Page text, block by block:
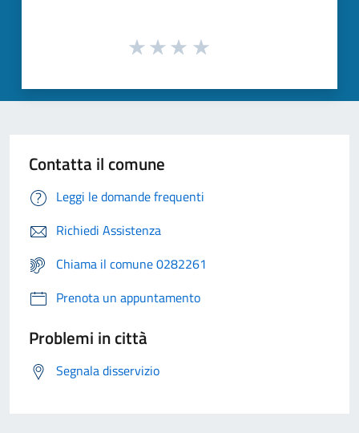
Contatta il comune
Leggi le domande frequenti
Richiedi Assistenza
Chiama il comune 0282261
Prenota un appuntamento
Problemi in città
Segnala disservizio